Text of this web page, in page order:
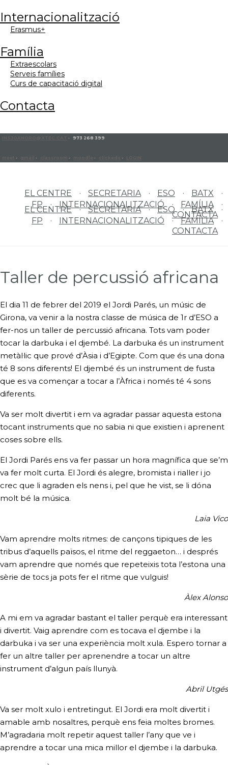
internacionalització
erasmus+
família
extraescolars
serveis famílies
curs de capacitació digital
contacta
· 973 268 399
· · · · ·
EL CENTRE SECRETARIA ESO
BATX
FP
INTERNACIONALITZACIÓ
FAMÍLIA
CONTACTA
EL CENTRE SECRETARIA ESO
BATX
FP
INTERNACIONALITZACIÓ
FAMÍLIA
CONTACTA
Taller de percussió africana
El dia 11 de febrer del 2019 el Jordi Parés, un músic de
Girona, va venir a la nostra classe de música de 1r d’ESO a
fer-nos un taller de percussió africana. Tots vam poder
tocar la darbuka i el djembé. La darbuka és un instrument
metàl·lic que prové d’Àsia i d’Egipte. Com que és una dona
té 8 sons diferents! El djembé és un instrument de fusta
que es va començar a tocar a l’Àfrica i només té 4 sons
diferents.
Va ser molt divertit i em va agradar passar aquesta estona
tocant instruments que no sabia ni que existien i aprenent
coses sobre ells.
El Jordi Parés ens va fer passar un hora magnífica que se’m
va fer molt curta. El Jordi és alegre, bromista i rialler i jo
crec que li agraden els nens i, pel que he vist, se li dóna
molt bé la música.
Laia Vico
Vam aprendre molts ritmes: de cançons tipiques de les
tribus d’aquells països, el ritme del reggaeton… i després
vam aprendre que només que repeteixis tota l’estona una
sèrie de tocs ja pots fer el ritme que vulguis!
Àlex Alonso
A mi em va agradar bastant el taller perquè era interessant
i divertit. Vaig aprendre com es tocava el djembe i la
darbuka i va ser una experiència molt xula. Espero tornar a
fer un altre taller per aprenendre a tocar un altre
instrument d’algun país llunyà.
Abril Utgés
Va ser molt xulo i entretingut. El Jordi era molt divertit i
amable amb nosaltres, perquè ens feia moltes bromes.
M’agradaria molt repetir aquest taller l’any que ve i
aprendre a tocar una mica millor el djembe i la darbuka.